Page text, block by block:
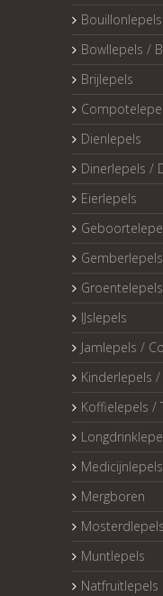
Bouillonlepels
Bowllepels /
Brijlepels
Dienlepels
Dinerlepels /
Eierlepels
Gemberlepels
Groentelepels
IJslepels
Jamlepels /
Kinderlepels
Koffielepels /
Medicijnlepels
Mergboren
Mosterdlepels
Muntlepels
Natfruitlepels